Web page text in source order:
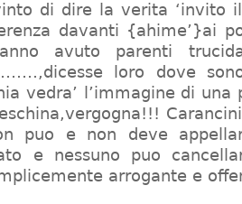
di dire la verita ‘invito
davanti {ahime’}ai
avuto parenti
loro dove
vedra’ l’immagine di una
puo e non deve
e nessuno puo
arrogante e